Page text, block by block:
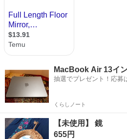
MacBook Air 13イ
抽選でプレゼント！応募
くらしノート
【未使用】 鏡
655円